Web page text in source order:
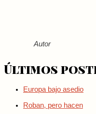
Autor
Últimos
Europa bajo asedio
Roban, pero hacen